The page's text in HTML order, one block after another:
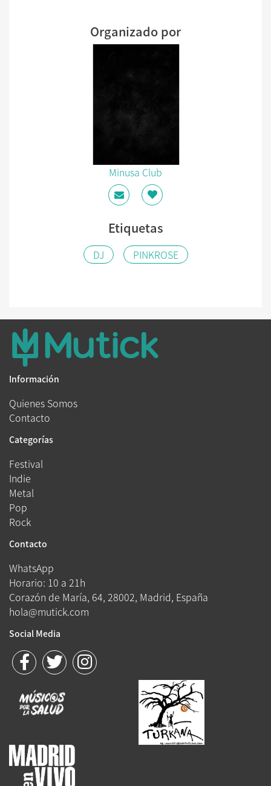
Organizado por
Minusa Club
Etiquetas
DJ PINKROSE
Información
Quienes Somos
Contacto
Categorías
Festival
Indie
Metal
Pop
Rock
Contacto
WhatsApp
Horario: 10 a 21h
Corazón de María, 64, 28002, Madrid, España
hola@mutick.com
Social Media